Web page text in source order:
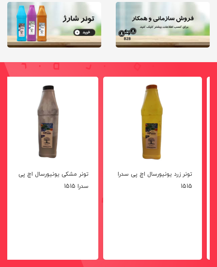
تونر زرد یونیورسال اچ پی سدرا
1515
تونر مشکی یونیورسال اچ پی
سدرا 1515